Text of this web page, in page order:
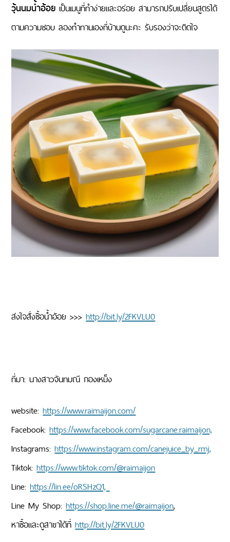
วุ้นนมน้ำอ้อย เป็นเมนูที่ทำง่ายและอร่อย สามารถปรับเปลี่ยนสูตรได้
ตามความชอบ ลองทำทานเองที่บ้านดูนะคะ รับรองว่าจะติดใจ
ส่งใจสั่งซื้อน้ำอ้อย >>>http://bit.ly/2FKVLU0
ที่มา: นางสาวจันทมณี กองเหม็ง
website:https://www.raimaijon.com/
Facebook:https://www.facebook.com/sugarcane.raimaijon,
Instagrams:https://www.instagram.com/canejuice_by_rmj,
Tiktok:https://www.tiktok.com/@raimaijon
Line:https://lin.ee/oRSHzQ1,
Line My Shop:https://shop.line.me/@raimaijon,
หาซื้อและดูสาขาได้ที่http://bit.ly/2FKVLU0